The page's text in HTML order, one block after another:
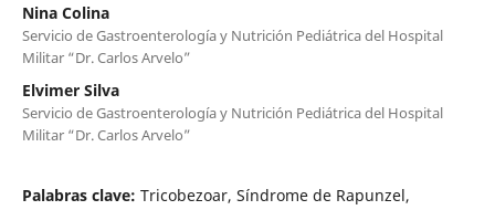
Nina Colina
Servicio de Gastroenterología y Nutrición Pediátrica del Hospital
Militar “Dr. Carlos Arvelo”
Elvimer Silva
Servicio de Gastroenterología y Nutrición Pediátrica del Hospital
Militar “Dr. Carlos Arvelo”
Palabras clave: Tricobezoar, Síndrome de Rapunzel,